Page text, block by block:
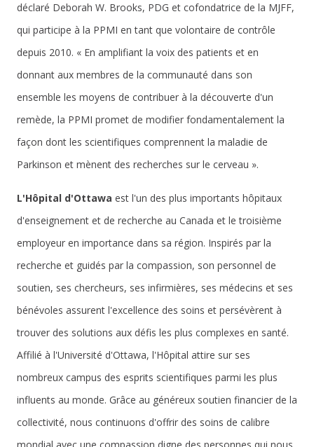
déclaré Deborah W. Brooks, PDG et cofondatrice de la MJFF,
qui participe à la PPMI en tant que volontaire de contrôle
depuis 2010. « En amplifiant la voix des patients et en
donnant aux membres de la communauté dans son
ensemble les moyens de contribuer à la découverte d'un
remède, la PPMI promet de modifier fondamentalement la
façon dont les scientifiques comprennent la maladie de
Parkinson et mènent des recherches sur le cerveau ».
L'Hôpital d'Ottawa est l'un des plus importants hôpitaux
d'enseignement et de recherche au Canada et le troisième
employeur en importance dans sa région. Inspirés par la
recherche et guidés par la compassion, son personnel de
soutien, ses chercheurs, ses infirmières, ses médecins et ses
bénévoles assurent l'excellence des soins et persévèrent à
trouver des solutions aux défis les plus complexes en santé.
Affilié à l'Université d'Ottawa, l'Hôpital attire sur ses
nombreux campus des esprits scientifiques parmi les plus
influents au monde. Grâce au généreux soutien financier de la
collectivité, nous continuons d'offrir des soins de calibre